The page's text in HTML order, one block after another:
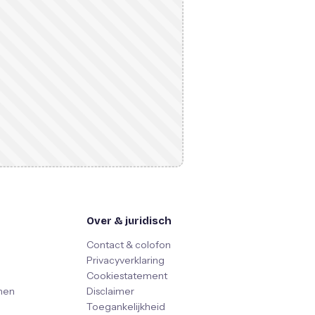
Over & juridisch
Contact & colofon
Privacyverklaring
Cookiestatement
Disclaimer
Toegankelijkheid